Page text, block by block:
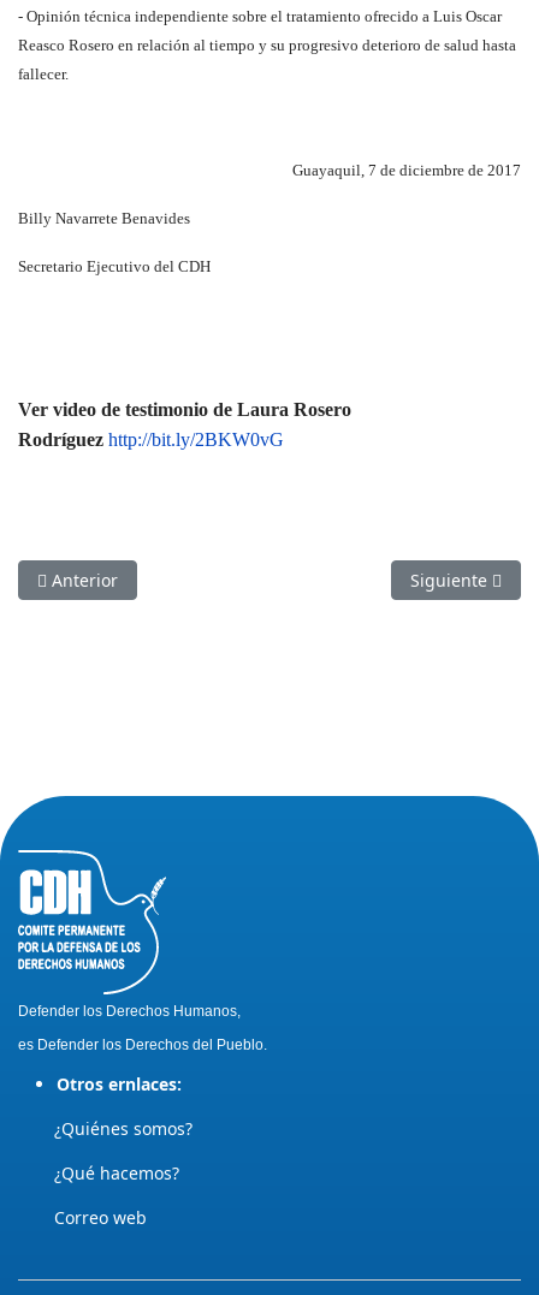
- Opinión técnica independiente sobre el tratamiento ofrecido a Luis Oscar
Reasco Rosero en relación al tiempo y su progresivo deterioro de salud hasta
fallecer.
Guayaquil, 7 de diciembre de 2017
Billy Navarrete Benavides
Secretario Ejecutivo del CDH
Ver video de testimonio de Laura Rosero
Rodríguez http://bit.ly/2BKW0vG
Artículo anterior: Audiencia ¡Aquí nos quedamos! Desalojos
Anterior Artículo
Siguiente
Defender los Derechos Humanos,
es Defender los Derechos del Pueblo.
Otros ernlaces:
¿Quiénes somos?
¿Qué hacemos?
Correo web